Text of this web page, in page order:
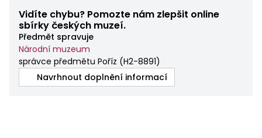
Vidíte chybu? Pomozte nám zlepšit online
sbírky českých muzeí.
Předmět spravuje
Národní muzeum
správce předmětu Poříz (H2-8891)
Navrhnout doplnění informací